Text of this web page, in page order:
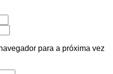
para a próxima vez